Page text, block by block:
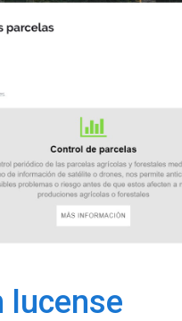
lucense